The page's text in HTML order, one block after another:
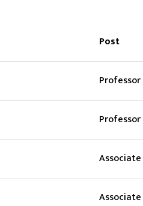
Post
Professor
Professor